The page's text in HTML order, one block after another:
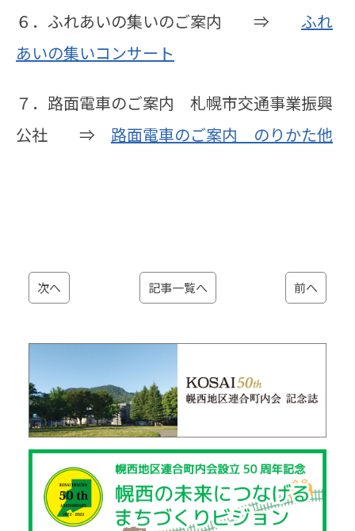
６．ふれあいの集いのご案内 ⇒ ふれ
あいの集いコンサート
７．路面電車のご案内 札幌市交通事業振興
公社 ⇒ 路面電車のご案内 のりかた他
次へ 記事一覧へ 前へ